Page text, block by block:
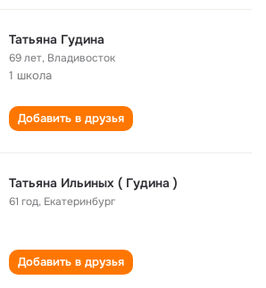
Татьяна Гудина
69 лет, Владивосток
1 школа
Добавить в друзья
Татьяна Ильиных ( Гудина )
61 год, Екатеринбург
Добавить в друзья